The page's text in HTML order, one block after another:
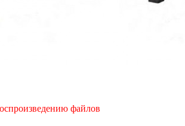
файлов